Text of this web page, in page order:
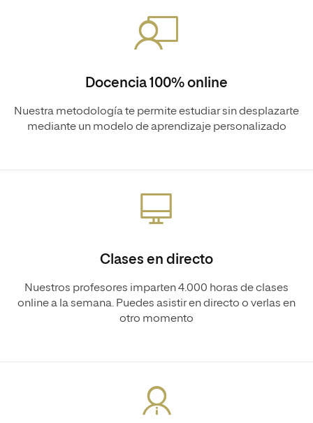
Docencia 100% online
Nuestra metodología te permite estudiar sin desplazarte
mediante un modelo de aprendizaje personalizado
Clases en directo
Nuestros profesores imparten 4.000 horas de clases
online a la semana. Puedes asistir en directo o verlas en
otro momento